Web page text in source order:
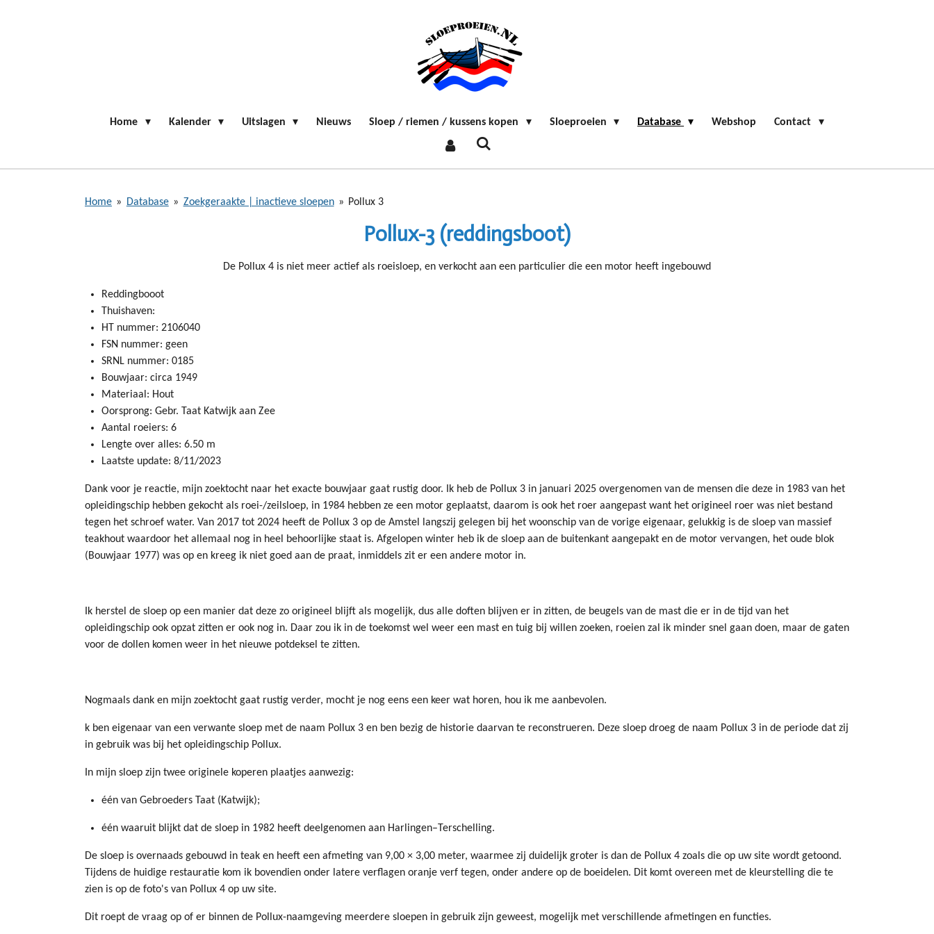
Home Kalender Uitslagen Nieuws Sloep / riemen / kussens kopen Sloeproeien Database Webshop Contact
Home » Database » Zoekgeraakte | inactieve sloepen » Pollux 3
Pollux-3 (reddingsboot)
De Pollux 4 is niet meer actief als roeisloep, en verkocht aan een particulier die een motor heeft ingebouwd
Reddingbooot
Thuishaven:
HT nummer: 2106040
FSN nummer: geen
SRNL nummer: 0185
Bouwjaar: circa 1949
Materiaal: Hout
Oorsprong: Gebr. Taat Katwijk aan Zee
Aantal roeiers: 6
Lengte over alles: 6.50 m
Laatste update: 8/11/2023
Dank voor je reactie, mijn zoektocht naar het exacte bouwjaar gaat rustig door. Ik heb de Pollux 3 in januari 2025 overgenomen van de mensen die deze in 1983 van het
opleidingschip hebben gekocht als roei-/zeilsloep, in 1984 hebben ze een motor geplaatst, daarom is ook het roer aangepast want het origineel roer was niet bestand
tegen het schroef water. Van 2017 tot 2024 heeft de Pollux 3 op de Amstel langszij gelegen bij het woonschip van de vorige eigenaar, gelukkig is de sloep van massief
teakhout waardoor het allemaal nog in heel behoorlijke staat is. Afgelopen winter heb ik de sloep aan de buitenkant aangepakt en de motor vervangen, het oude blok
(Bouwjaar 1977) was op en kreeg ik niet goed aan de praat, inmiddels zit er een andere motor in.
Ik herstel de sloep op een manier dat deze zo origineel blijft als mogelijk, dus alle doften blijven er in zitten, de beugels van de mast die er in de tijd van het
opleidingschip ook opzat zitten er ook nog in. Daar zou ik in de toekomst wel weer een mast en tuig bij willen zoeken, roeien zal ik minder snel gaan doen, maar de gaten
voor de dollen komen weer in het nieuwe potdeksel te zitten.
Nogmaals dank en mijn zoektocht gaat rustig verder, mocht je nog eens een keer wat horen, hou ik me aanbevolen.
k ben eigenaar van een verwante sloep met de naam Pollux 3 en ben bezig de historie daarvan te reconstrueren. Deze sloep droeg de naam Pollux 3 in de periode dat zij
in gebruik was bij het opleidingschip Pollux.
In mijn sloep zijn twee originele koperen plaatjes aanwezig:
één van Gebroeders Taat (Katwijk);
één waaruit blijkt dat de sloep in 1982 heeft deelgenomen aan Harlingen–Terschelling.
De sloep is overnaads gebouwd in teak en heeft een afmeting van 9,00 × 3,00 meter, waarmee zij duidelijk groter is dan de Pollux 4 zoals die op uw site wordt getoond.
Tijdens de huidige restauratie kom ik bovendien onder latere verflagen oranje verf tegen, onder andere op de boeidelen. Dit komt overeen met de kleurstelling die te
zien is op de foto's van Pollux 4 op uw site.
Dit roept de vraag op of er binnen de Pollux-naamgeving meerdere sloepen in gebruik zijn geweest, mogelijk met verschillende afmetingen en functies.